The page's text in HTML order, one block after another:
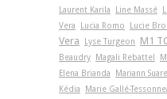
Laurent Karila
Line Massé
Vera
Lucia Romo Lucie
Vera
Lyse Turgeon M1
Beaudry
Magali Rebattel
Elena Brianda
Mariann
Kédia
Marie Gallé-